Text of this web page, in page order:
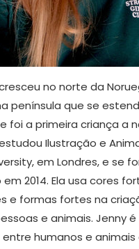
no norte da
península que se
foi a primeira criança a
Ilustração e
em Londres, e se
2014. Ela usa cores
e formas fortes na
e animais. Jenny
humanos e